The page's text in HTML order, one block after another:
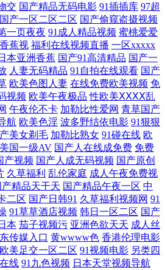
影音成人Av站 日本性愛在綫一本道 久久精
站在线观看 91观看在线网站 天天综合射天
在线播放91 WWW黑丝avCOM 91福利导航
99久久国产精品系列 91视频资源库在线
黄色影视 九一老司机观看 国产午夜经典91
最新地址 爱豆网站免费观看视频 亚洲国产欧
影音先锋丝袜美脚 色色日韩欧美国产 日本
国产精品久久无 wwwprontv6 91精品白丝国
页 国产香蕉av 超碰97网 91色色小视频 在线
交 国产精品无码电影 91插插库 97超
国产一区二区二区 国产偷窥盗摄视频
一页夜夜 91成人精品视频 蜜桃爱爱
蕉视 福利在线视频直播 一区xxxxx
本亚洲香蕉 国产91高清精品 国产一
人妻无码精品 91自拍在线观看 国产
欧美色图人妻 在线免费欧美视频 免
视频 欧美午夜极品 性欧美ⅩⅩⅩⅩ乱
午夜伦不卡 加勒比性爱网 青草国产
航 欧美色淫 波多野结依电影 91狠狠
美女剃毛 加勒比熟女 91碰在线 欧
美国一级AV 国产人在线成免费 免费
产视频 国产人成无码视频 国产原创
久草福利 乱伦家庭 成人午夜免费视
产精品天干天 国产精品午夜一区 中
二区 国产日韩91 久草福利视频网 91
91草草酒店视频 韩日一区二区 国产
本 茄子视频污 亚洲色欲天天 成人丝
传媒入口 黄wwww色 香港伦理电影
欧美足交一区二区 91视频电影 另类四
线 91九色视频 日本天堂视频导航